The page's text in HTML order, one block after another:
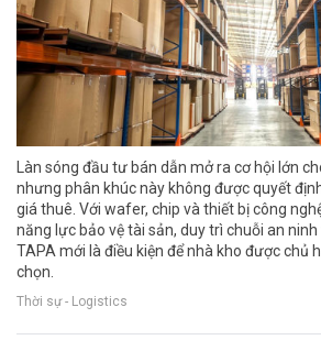
Làn sóng đầu tư bán dẫn mở ra cơ hội lớn
nhưng phân khúc này không được quyết
giá thuê. Với wafer, chip và thiết bị công
năng lực bảo vệ tài sản, duy trì chuỗi an ninh
TAPA mới là điều kiện để nhà kho được chủ
chọn.
Thời sự - Logistics